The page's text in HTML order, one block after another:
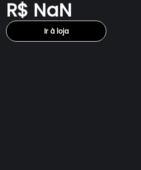
R$ NaN
Ir à loja